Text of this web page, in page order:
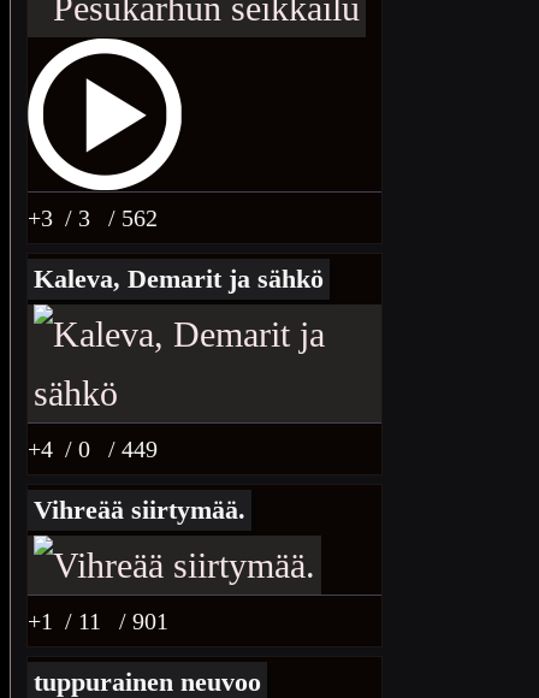
+3 / 3 / 562
Kaleva, Demarit ja sähkö
+4 / 0 / 449
Vihreää siirtymää.
+1 / 11 / 901
tuppurainen neuvoo